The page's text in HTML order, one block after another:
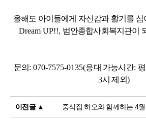
올해도 아이들에게 자신감과 활기를
Dream UP!!, 범안종합사회복지관이
문의 : 070-7575-0135(응대 가능시간:
3시 제외)
이전글 ▲